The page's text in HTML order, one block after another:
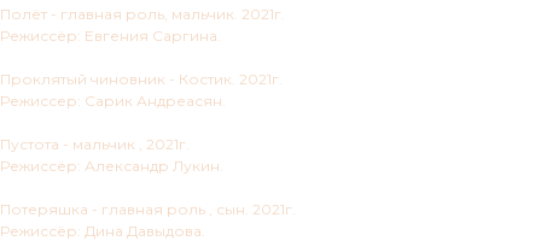
Полёт - главная роль, мальчик. 2021г.
Режиссёр: Евгения Саргина.
Проклятый чиновник - Костик. 2021г.
Режиссер: Сарик Андреасян.
Пустота - мальчик , 2021г.
Режиссёр: Александр Лукин.
Потеряшка - главная роль , сын. 2021г.
Режиссёр: Дина Давыдова.